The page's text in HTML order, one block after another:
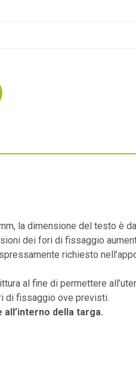
la dimensione del testo è
dei fori di fissaggio
richiesto
al fine di permettere
di fissaggio ove previsti.
della targa.